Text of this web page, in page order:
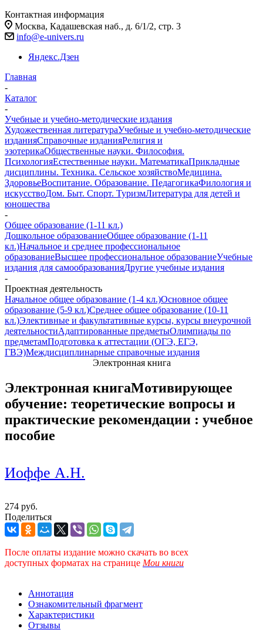
Контактная информация
Москва, Кадашевская наб., д. 6/1/2, стр. 3
info@e-univers.ru
Яндекс.Дзен
Главная
-
Каталог
-
Учебные и учебно-методические издания
Художественная литератураУчебные и учебно-методические
изданияСправочные изданияРелигия и
эзотерикаОбщественные науки. Философия.
ПсихологияЕстественные науки. МатематикаПрикладные
дисциплины. Техника. Сельское хозяйствоМедицина.
ЗдоровьеВоспитание. Образование. ПедагогикаФилология и
искусствоДом. Быт. Спорт. ТуризмЛитература для детей и
юношества
-
Общее образование (1-11 кл.)
Дошкольное образованиеОбщее образование (1-11
кл.)Начальное и среднее профессиональное
образованиеВысшее профессиональное образованиеУчебные
издания для самообразованияДругие учебные издания
-
Проектная деятельность
Начальное общее образование (1-4 кл.)Основное общее
образование (5-9 кл.)Среднее общее образование (10-11
кл.)Элективные и факультативные курсы, курсы внеурочной
деятельностиАдаптированные предметыОлимпиады по
предметамПодготовка к аттестации (ОГЭ, ЕГЭ,
ГВЭ)Междисциплинарные справочные издания
Электронная книга
Электронная книгаМотивирующее
обучение: теоретические вопросы и
практические рекомендации : учебное
пособие
Иоффе А.Н.
274 руб.
Поделиться
После оплаты издание можно скачать во всех
доступных форматах на странице Мои книги
Аннотация
Ознакомительный фрагмент
Характеристики
Отзывы